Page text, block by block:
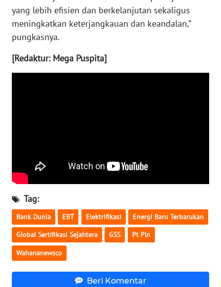
yang lebih efisien dan berkelanjutan sekaligus
meningkatkan keterjangkauan dan keandalan,”
pungkasnya.
[Redaktur: Mega Puspita]
Tag:
Bank Dunia EBT Elektrifikasi Energi Baru Terbarukan
Global Sertifikasi Sejahtera GSS Pt Pln
Wahananewsco
Beri Komentar
WN
KALTARA
WN
WN
GORONTALO
WN
SULUT
WN
MALUKU